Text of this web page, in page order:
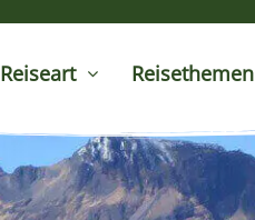
Reiseart Reisethemen